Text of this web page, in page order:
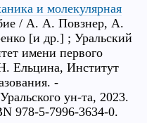
и молекулярная
/ А. А. Повзнер, А.
[и др.] ; Уральский
имени первого
Ельцина, Институт
-
ун-та, 2023.
978-5-7996-3634-0.